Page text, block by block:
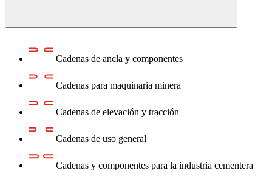
Cadenas de ancla y componentes
Cadenas para maquinaria minera
Cadenas de elevación y tracción
Cadenas de uso general
Cadenas y componentes para la industria cementera